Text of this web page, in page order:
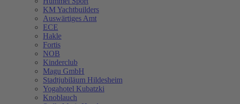
KM Yachtbuilders
Auswärtiges Amt
ECE
Hakle
Fortis
NOB
Kinderclub
Magu GmbH
Stadtjubiläum Hildesheim
Yogahotel Kubatzki
Knoblauch